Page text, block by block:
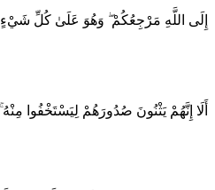
إِلَى اللَّهِ مَرْجِعُكُمْ ۖ وَهُوَ عَلَىٰ كُلِّ شَيْءٍ
أَلَا إِنَّهُمْ يَثْنُونَ صُدُورَهُمْ لِيَسْتَخْفُوا